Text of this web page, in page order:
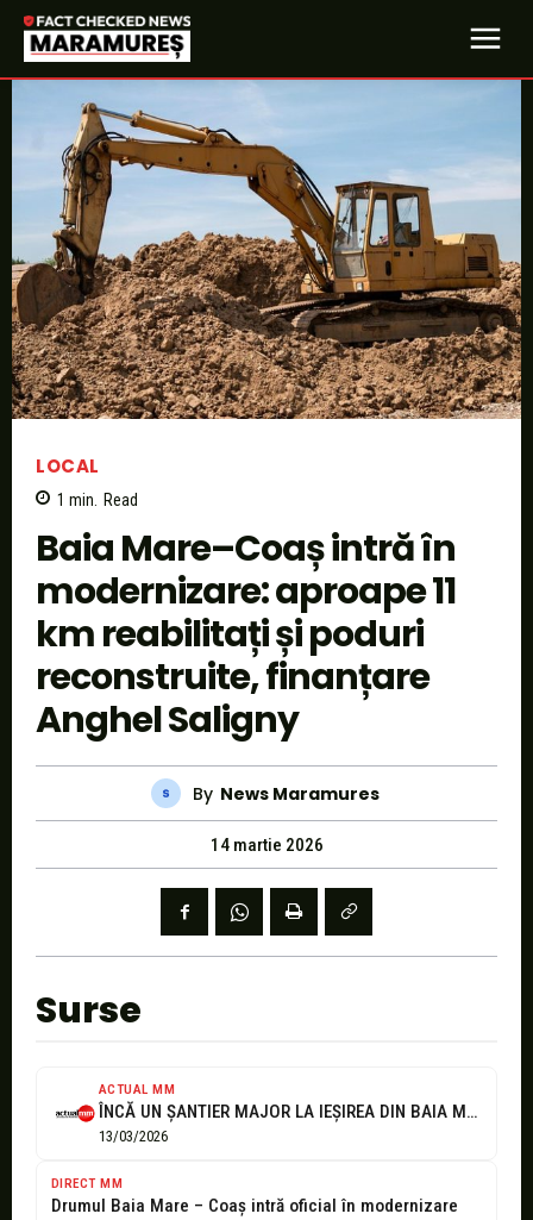
LOCAL
1 min. Read
Baia Mare–Coaș intră în
modernizare: aproape 11
km reabilitați și poduri
reconstruite, finanțare
Anghel Saligny
By News Maramures
14 martie 2026
Surse
ACTUAL MM
ÎNCĂ UN ȘANTIER MAJOR LA IEȘIREA DIN BAIA MARE | Drumul spre...
13/03/2026
DIRECT MM
Drumul Baia Mare – Coaș intră oficial în modernizare